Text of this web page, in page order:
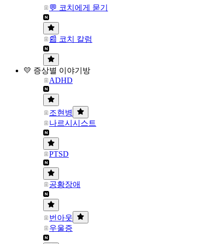
💬 코치에게 묻기
📰 코치 칼럼
💛 증상별 이야기방
ADHD
조현병
나르시시스트
PTSD
공황장애
번아웃
우울증